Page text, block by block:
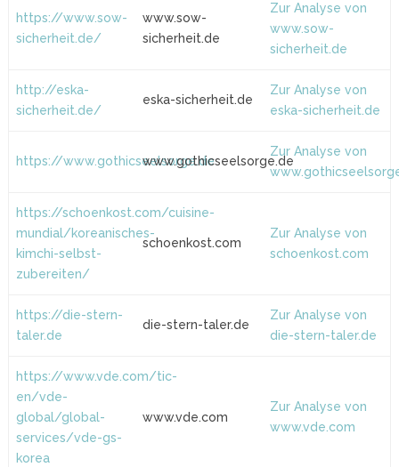
https://www.sow-
sicherheit.de/
www.sow-
sicherheit.de
Zur Analyse von
www.sow-
sicherheit.de
http://eska-
sicherheit.de/
eska-sicherheit.de
Zur Analyse von
eska-sicherheit.de
https://www.gothicseelsorge.dewww.gothicseelsorge.de
Zur Analyse von
https://schoenkost.com/cuisine-
mundial/koreanisches-
kimchi-selbst-
zubereiten/
schoenkost.com
Zur Analyse von
schoenkost.com
https://die-stern-
taler.de
die-stern-taler.de
Zur Analyse von
die-stern-taler.de
https://www.vde.com/tic-
en/vde-
global/global-
services/vde-gs-
korea
www.vde.com
Zur Analyse von
www.vde.com